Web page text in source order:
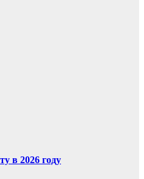
в 2026 году